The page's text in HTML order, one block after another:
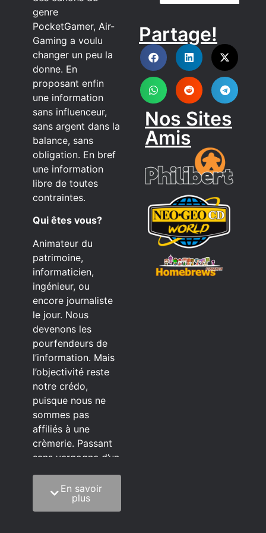
genre
PocketGamer, Air-
Gaming a voulu
changer un peu la
donne. En
proposant enfin
une information
sans influenceur,
sans argent dans la
balance, sans
obligation. En bref
une information
libre de toutes
contraintes.
Qui êtes vous?
Animateur du
patrimoine,
informaticien,
ingénieur, ou
encore journaliste
le jour. Nous
devenons les
pourfendeurs de
l’information. Mais
l’objectivité reste
notre crédo,
puisque nous ne
sommes pas
affiliés à une
crèmerie. Passant
sans vergogne d’un
C’est quoi notre
méthode?
En savoir
plus
DISCORD
Partage!
Nos Sites
Amis